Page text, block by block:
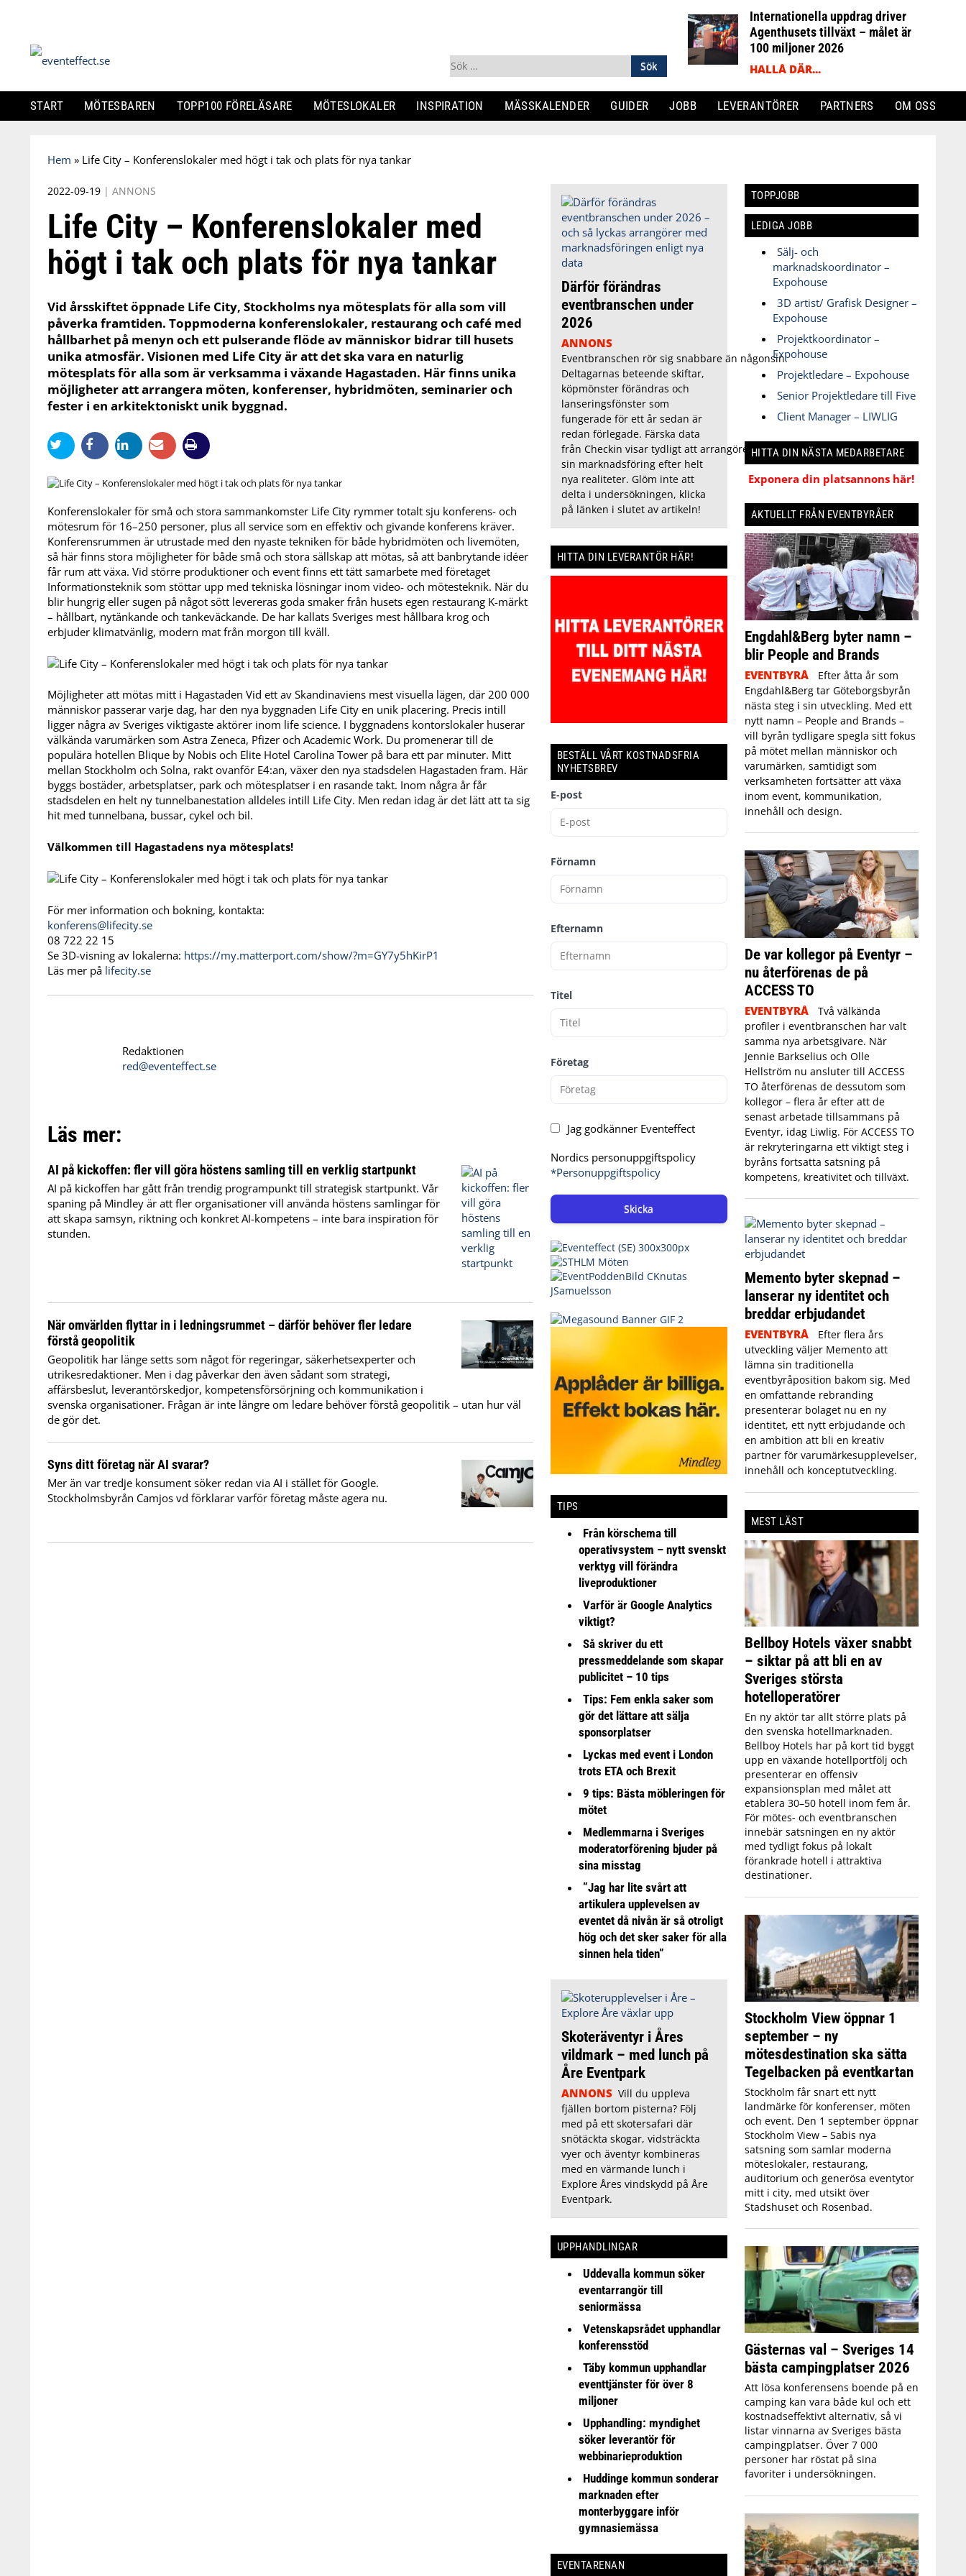
Sök
efter:
Internationella uppdrag driver
Agenthusets tillväxt – målet är
100 miljoner 2026
HALLÅ DÄR...
START MÖTESBAREN TOPP100 FÖRELÄSARE MÖTESLOKALER INSPIRATION MÄSSKALENDER GUIDER JOBB LEVERANTÖRER PARTNERS OM OSS
Skip
content
Hem » Life City – Konferenslokaler med högt i tak och plats för nya tankar
2022-09-19 | ANNONS
Life City – Konferenslokaler med
högt i tak och plats för nya tankar
Vid årsskiftet öppnade Life City, Stockholms nya mötesplats för alla som vill
påverka framtiden. Toppmoderna konferenslokaler, restaurang och café med
hållbarhet på menyn och ett pulserande flöde av människor bidrar till husets
unika atmosfär. Visionen med Life City är att det ska vara en naturlig
mötesplats för alla som är verksamma i växande Hagastaden. Här finns unika
möjligheter att arrangera möten, konferenser, hybridmöten, seminarier och
fester i en arkitektoniskt unik byggnad.
Konferenslokaler för små och stora sammankomster Life City rymmer totalt sju konferens- och
mötesrum för 16–250 personer, plus all service som en effektiv och givande konferens kräver.
Konferensrummen är utrustade med den nyaste tekniken för både hybridmöten och livemöten,
så här finns stora möjligheter för både små och stora sällskap att mötas, så att banbrytande idéer
får rum att växa. Vid större produktioner och event finns ett tätt samarbete med företaget
Informationsteknik som stöttar upp med tekniska lösningar inom video- och mötesteknik. När du
blir hungrig eller sugen på något sött levereras goda smaker från husets egen restaurang K-märkt
– hållbart, nytänkande och tankeväckande. De har kallats Sveriges mest hållbara krog och
erbjuder klimatvänlig, modern mat från morgon till kväll.
Möjligheter att mötas mitt i Hagastaden Vid ett av Skandinaviens mest visuella lägen, där 200 000
människor passerar varje dag, har den nya byggnaden Life City en unik placering. Precis intill
ligger några av Sveriges viktigaste aktörer inom life science. I byggnadens kontorslokaler huserar
välkända varumärken som Astra Zeneca, Pfizer och Academic Work. Du promenerar till de
populära hotellen Blique by Nobis och Elite Hotel Carolina Tower på bara ett par minuter. Mitt
mellan Stockholm och Solna, rakt ovanför E4:an, växer den nya stadsdelen Hagastaden fram. Här
byggs bostäder, arbetsplatser, park och mötesplatser i en rasande takt. Inom några år får
stadsdelen en helt ny tunnelbanestation alldeles intill Life City. Men redan idag är det lätt att ta sig
hit med tunnelbana, bussar, cykel och bil.
Välkommen till Hagastadens nya mötesplats!
För mer information och bokning, kontakta:
konferens@lifecity.se
08 722 22 15
Se 3D-visning av lokalerna: https://my.matterport.com/show/?m=GY7y5hKirP1
Läs mer på lifecity.se
Redaktionen
red@eventeffect.se
Läs mer:
AI på kickoffen: fler vill göra höstens samling till en verklig startpunkt
AI på kickoffen har gått från trendig programpunkt till strategisk startpunkt. Vår
spaning på Mindley är att fler organisationer vill använda höstens samlingar för
att skapa samsyn, riktning och konkret AI-kompetens – inte bara inspiration för
stunden.
När omvärlden flyttar in i ledningsrummet – därför behöver fler ledare
förstå geopolitik
Geopolitik har länge setts som något för regeringar, säkerhetsexperter och
utrikesredaktioner. Men i dag påverkar den även sådant som strategi,
affärsbeslut, leverantörskedjor, kompetensförsörjning och kommunikation i
svenska organisationer. Frågan är inte längre om ledare behöver förstå geopolitik – utan hur väl
de gör det.
Syns ditt företag när AI svarar?
Mer än var tredje konsument söker redan via AI i stället för Google.
Stockholmsbyrån Camjos vd förklarar varför företag måste agera nu.
Därför förändras
eventbranschen under
2026
ANNONS
Eventbranschen rör sig snabbare än någonsin.
Deltagarnas beteende skiftar,
köpmönster förändras och
lanseringsfönster som
fungerade för ett år sedan är
redan förlegade. Färska data
från Checkin visar tydligt att arrangörer behöver anpassa
sin marknadsföring efter helt
nya realiteter. Glöm inte att
delta i undersökningen, klicka
på länken i slutet av artikeln!
HITTA DIN LEVERANTÖR HÄR!
BESTÄLL VÅRT KOSTNADSFRIA
NYHETSBREV
E-post
Förnamn
Efternamn
Titel
Företag
Jag godkänner Eventeffect
Nordics personuppgiftspolicy
*Personuppgiftspolicy
Skicka
TIPS
Från körschema till
operativsystem – nytt svenskt
verktyg vill förändra
liveproduktioner
Varför är Google Analytics
viktigt?
Så skriver du ett
pressmeddelande som skapar
publicitet – 10 tips
Tips: Fem enkla saker som
gör det lättare att sälja
sponsorplatser
Lyckas med event i London
trots ETA och Brexit
9 tips: Bästa möbleringen för
mötet
Medlemmarna i Sveriges
moderatorförening bjuder på
sina misstag
”Jag har lite svårt att
artikulera upplevelsen av
eventet då nivån är så otroligt
hög och det sker saker för alla
sinnen hela tiden”
Skoteräventyr i Åres
vildmark – med lunch på
Åre Eventpark
ANNONS Vill du uppleva
fjällen bortom pisterna? Följ
med på ett skotersafari där
snötäckta skogar, vidsträckta
vyer och äventyr kombineras
med en värmande lunch i
Explore Åres vindskydd på Åre
Eventpark.
UPPHANDLINGAR
Uddevalla kommun söker
eventarrangör till
seniormässa
Vetenskapsrådet upphandlar
konferensstöd
Täby kommun upphandlar
eventtjänster för över 8
miljoner
Upphandling: myndighet
söker leverantör för
webbinarieproduktion
Huddinge kommun sonderar
marknaden efter
monterbyggare inför
gymnasiemässa
EVENTARENAN
TOPPJOBB
LEDIGA JOBB
Sälj- och
marknadskoordinator –
Expohouse
3D artist/ Grafisk Designer –
Expohouse
Projektkoordinator –
Expohouse
Projektledare – Expohouse
Senior Projektledare till Five
Client Manager – LIWLIG
HITTA DIN NÄSTA MEDARBETARE
Exponera din platsannons här!
AKTUELLT FRÅN EVENTBYRÅER
Engdahl&Berg byter namn –
blir People and Brands
EVENTBYRÅ
Efter åtta år som
Engdahl&Berg tar Göteborgsbyrån
nästa steg i sin utveckling. Med ett
nytt namn – People and Brands –
vill byrån tydligare spegla sitt fokus
på mötet mellan människor och
varumärken, samtidigt som
verksamheten fortsätter att växa
inom event, kommunikation,
innehåll och design.
De var kollegor på Eventyr –
nu återförenas de på
ACCESS TO
EVENTBYRÅ
Två välkända
profiler i eventbranschen har valt
samma nya arbetsgivare. När
Jennie Barkselius och Olle
Hellström nu ansluter till ACCESS
TO återförenas de dessutom som
kollegor – flera år efter att de
senast arbetade tillsammans på
Eventyr, idag Liwlig. För ACCESS TO
är rekryteringarna ett viktigt steg i
byråns fortsatta satsning på
kompetens, kreativitet och tillväxt.
Memento byter skepnad –
lanserar ny identitet och
breddar erbjudandet
EVENTBYRÅ
Efter flera års
utveckling väljer Memento att
lämna sin traditionella
eventbyråposition bakom sig. Med
en omfattande rebranding
presenterar bolaget nu en ny
identitet, ett nytt erbjudande och
en ambition att bli en kreativ
partner för varumärkesupplevelser,
innehåll och konceptutveckling.
MEST LÄST
Bellboy Hotels växer snabbt
– siktar på att bli en av
Sveriges största
hotelloperatörer
En ny aktör tar allt större plats på
den svenska hotellmarknaden.
Bellboy Hotels har på kort tid byggt
upp en växande hotellportfölj och
presenterar en offensiv
expansionsplan med målet att
etablera 30–50 hotell inom fem år.
För mötes- och eventbranschen
innebär satsningen en ny aktör
med tydligt fokus på lokalt
förankrade hotell i attraktiva
destinationer.
Stockholm View öppnar 1
september – ny
mötesdestination ska sätta
Tegelbacken på eventkartan
Stockholm får snart ett nytt
landmärke för konferenser, möten
och event. Den 1 september öppnar
Stockholm View – Sabis nya
satsning som samlar moderna
möteslokaler, restaurang,
auditorium och generösa eventytor
mitt i city, med utsikt över
Stadshuset och Rosenbad.
Gästernas val – Sveriges 14
bästa campingplatser 2026
Att lösa konferensens boende på en
camping kan vara både kul och ett
kostnadseffektivt alternativ, så vi
listar vinnarna av Sveriges bästa
campingplatser. Över 7 000
personer har röstat på sina
favoriter i undersökningen.